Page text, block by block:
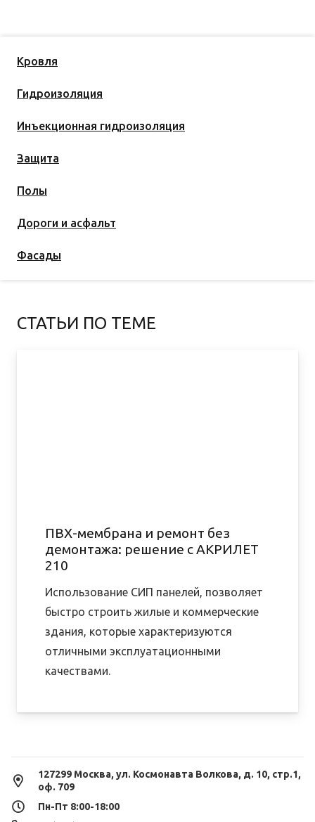
Кровля
Гидроизоляция
Инъекционная гидроизоляция
Защита
Полы
Дороги и асфальт
Фасады
СТАТЬИ ПО ТЕМЕ
ПВХ-мембрана и ремонт без
демонтажа: решение с АКРИЛЕТ
210
Использование СИП панелей, позволяет
быстро строить жилые и коммерческие
здания, которые характеризуются
отличными эксплуатационными
качествами.
127299 Москва, ул. Космонавта Волкова, д. 10, стр.1,
оф. 709
Пн-Пт 8:00-18:00